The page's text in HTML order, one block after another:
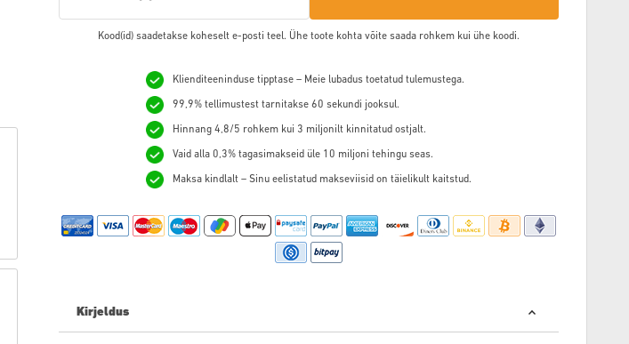
Kood(id) saadetakse koheselt e-posti teel. Ühe toote kohta võite saada rohkem kui ühe koodi.
Klienditeeninduse tipptase – Meie lubadus toetatud tulemustega.
99,9% tellimustest tarnitakse 60 sekundi jooksul.
Hinnang 4,8/5 rohkem kui 3 miljonilt kinnitatud ostjalt.
Vaid alla 0,3% tagasimakseid üle 10 miljoni tehingu seas.
Maksa kindlalt – Sinu eelistatud makseviisid on täielikult kaitstud.
Kirjeldus